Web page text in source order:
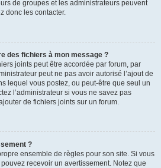
de groupes et les administrateurs peuvent
donc les contacter.
des fichiers à mon message ?
joints peut être accordée par forum, par
peut ne pas avoir autorisé l’ajout de
lequel vous postez, ou peut-être que seul un
l’administrateur si vous ne savez pas
de fichiers joints sur un forum.
?
ensemble de règles pour son site. Si vous
recevoir un avertissement. Notez que